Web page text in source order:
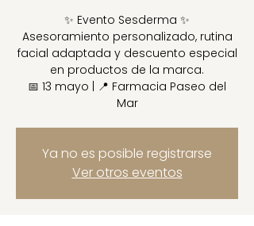
✨ Evento Sesderma ✨
Asesoramiento personalizado, rutina
facial adaptada y descuento especial
en productos de la marca.
📅 13 mayo | 📍 Farmacia Paseo del
Mar
Ya no es posible registrarse
Ver otros eventos